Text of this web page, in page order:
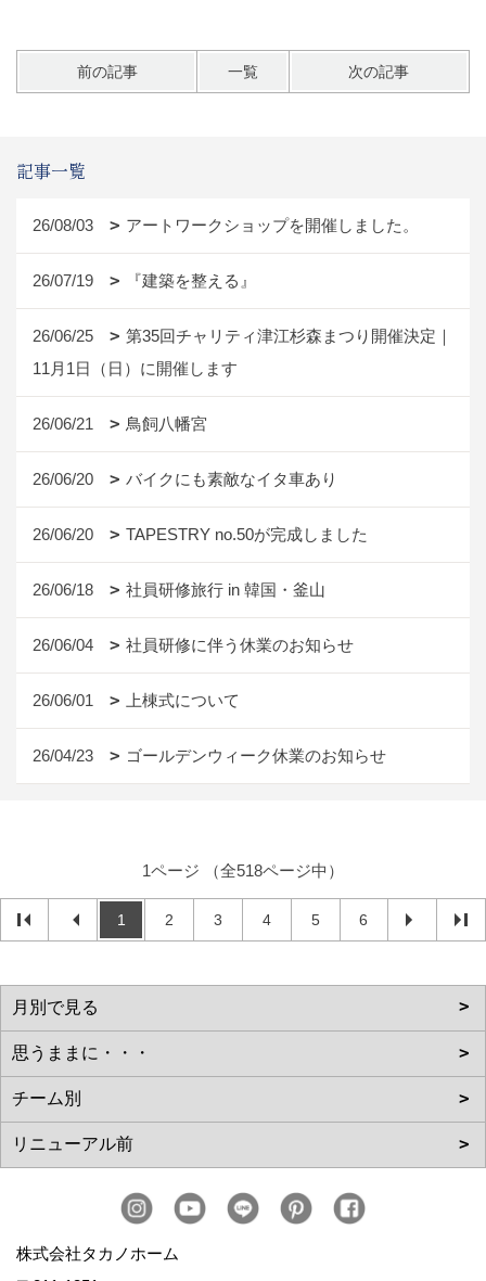
前の記事 一覧 次の記事
記事一覧
26/08/03 アートワークショップを開催しました。
26/07/19 『建築を整える』
26/06/25
第35回チャリティ津江杉森まつり開催決定｜
11月1日（日）に開催します
26/06/21 鳥飼八幡宮
26/06/20 バイクにも素敵なイタ車あり
26/06/20 TAPESTRY no.50が完成しました
26/06/18 社員研修旅行 in 韓国・釜山
26/06/04 社員研修に伴う休業のお知らせ
26/06/01 上棟式について
26/04/23 ゴールデンウィーク休業のお知らせ
1ページ （全518ページ中）
1 2 3 4 5 6
株式会社タカノホーム